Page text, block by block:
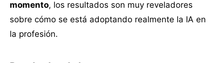
momento, los resultados son muy reveladores
sobre cómo se está adoptando realmente la IA en
la profesión.